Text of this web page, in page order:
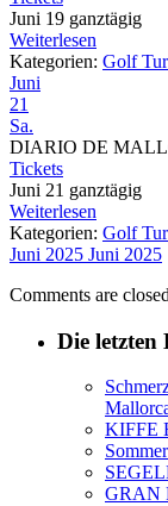
Juni 19 ganztägig
Weiterlesen
Kategorien: Golf
Juni
21
Sa.
DIARIO DE
Tickets
Juni 21 ganztägig
Weiterlesen
Kategorien: Golf
Juni 2025 Juni 2025
Comments are
Die letzten
KIFFE
GRAN